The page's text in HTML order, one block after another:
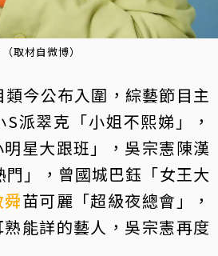
取材自微博）
類今公布入圍，綜藝節目主
派翠克「小姐不熙娣」，
星大跟班」，吳宗憲陳漢
」，曾國城巴鈺「女王大
苗可麗「超級夜總會」，
能詳的藝人，吳宗憲再度